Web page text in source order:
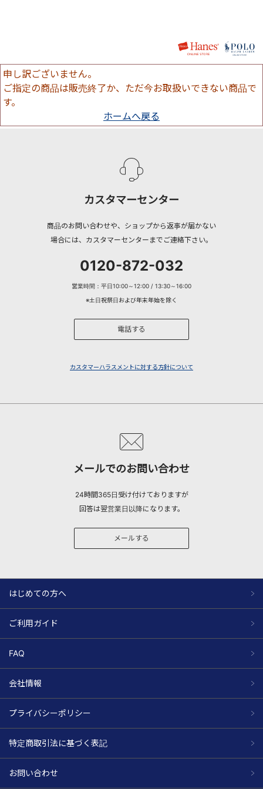
申し訳ございません。
ご指定の商品は販売終了か、ただ今お取扱いできない商品で
す。
ホームへ戻る
カスタマーセンター
商品のお問い合わせや、ショップから返事が届かない
場合には、カスタマーセンターまでご連絡下さい。
0120-872-032
営業時間：平日10:00～12:00 / 13:30～16:00
※土日祝祭日および年末年始を除く
電話する
カスタマーハラスメントに対する方針について
メールでのお問い合わせ
24時間365日受け付けておりますが
回答は翌営業日以降になります。
メールする
はじめての方へ
ご利用ガイド
FAQ
会社情報
プライバシーポリシー
特定商取引法に基づく表記
お問い合わせ